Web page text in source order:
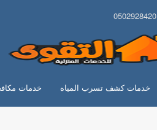
0502928420
خدمات كشف تسرب المياه خدمات